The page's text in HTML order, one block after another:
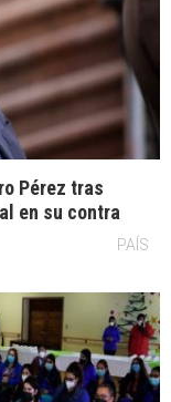
Pérez tras
en su contra
PAÍS